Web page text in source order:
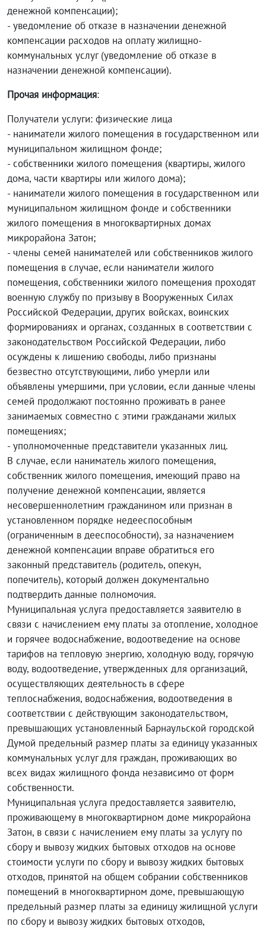
денежной компенсации);
- уведомление об отказе в назначении денежной
компенсации расходов на оплату жилищно-
коммунальных услуг (уведомление об отказе в
назначении денежной компенсации).
Прочая информация:
Получатели услуги: физические лица
- наниматели жилого помещения в государственном или
муниципальном жилищном фонде;
- собственники жилого помещения (квартиры, жилого
дома, части квартиры или жилого дома);
- наниматели жилого помещения в государственном или
муниципальном жилищном фонде и собственники
жилого помещения в многоквартирных домах
микрорайона Затон;
- члены семей нанимателей или собственников жилого
помещения в случае, если наниматели жилого
помещения, собственники жилого помещения проходят
военную службу по призыву в Вооруженных Силах
Российской Федерации, других войсках, воинских
формированиях и органах, созданных в соответствии с
законодательством Российской Федерации, либо
осуждены к лишению свободы, либо признаны
безвестно отсутствующими, либо умерли или
объявлены умершими, при условии, если данные члены
семей продолжают постоянно проживать в ранее
занимаемых совместно с этими гражданами жилых
помещениях;
- уполномоченные представители указанных лиц.
В случае, если наниматель жилого помещения,
собственник жилого помещения, имеющий право на
получение денежной компенсации, является
несовершеннолетним гражданином или признан в
установленном порядке недееспособным
(ограниченным в дееспособности), за назначением
денежной компенсации вправе обратиться его
законный представитель (родитель, опекун,
попечитель), который должен документально
подтвердить данные полномочия.
Муниципальная услуга предоставляется заявителю в
связи с начислением ему платы за отопление, холодное
и горячее водоснабжение, водоотведение на основе
тарифов на тепловую энергию, холодную воду, горячую
воду, водоотведение, утвержденных для организаций,
осуществляющих деятельность в сфере
теплоснабжения, водоснабжения, водоотведения в
соответствии с действующим законодательством,
превышающих установленный Барнаульской городской
Думой предельный размер платы за единицу указанных
коммунальных услуг для граждан, проживающих во
всех видах жилищного фонда независимо от форм
собственности.
Муниципальная услуга предоставляется заявителю,
проживающему в многоквартирном доме микрорайона
Затон, в связи с начислением ему платы за услугу по
сбору и вывозу жидких бытовых отходов на основе
стоимости услуги по сбору и вывозу жидких бытовых
отходов, принятой на общем собрании собственников
помещений в многоквартирном доме, превышающую
предельный размер платы за единицу жилищной услуги
по сбору и вывозу жидких бытовых отходов,